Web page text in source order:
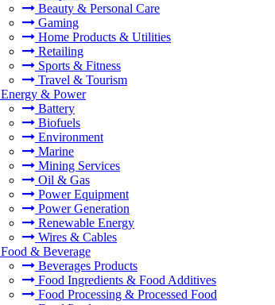
Beauty & Personal Care
Gaming
Home Products & Utilities
Retailing
Sports & Fitness
Travel & Tourism
Energy & Power
Battery
Biofuels
Environment
Marine
Mining Services
Oil & Gas
Power Equipment
Power Generation
Renewable Energy
Wires & Cables
Food & Beverage
Beverages Products
Food Ingredients & Food Additives
Food Processing & Processed Food